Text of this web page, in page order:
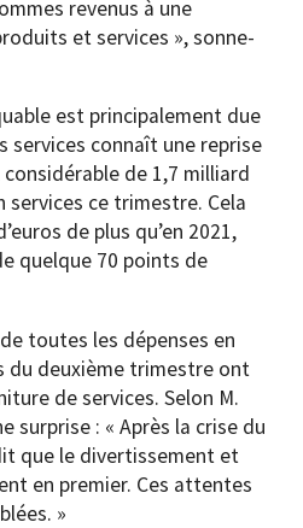
revenus à une
et services », sonne-
est principalement due
services connaît une reprise
de 1,7 milliard
services ce trimestre. Cela
de plus qu’en 2021,
quelque 70 points de
toutes les dépenses en
du deuxième trimestre ont
de services. Selon M.
surprise : « Après la crise du
que le divertissement et
en premier. Ces attentes
»